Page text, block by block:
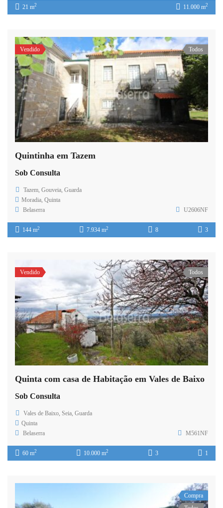
21 m2 11.000 m2
Vendido Todos
Quintinha em Tazem
Sob Consulta
Tazem, Gouveia, Guarda
Moradia, Quinta
Belaserra
U2606NF
144 m2 7.934 m2 8 3
Vendido Todos
Quinta com casa de Habitação em Vales de Baixo
Sob Consulta
Vales de Baixo, Seia, Guarda
Quinta
Belaserra
M561NF
60 m2 10.000 m2 3 1
Compra